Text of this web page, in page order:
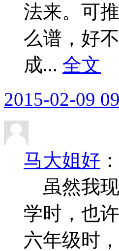
法来。可
么谱，好
成... 全文
2015-02-09
马大姐好 ：
虽然我现
学时，也
六年级时